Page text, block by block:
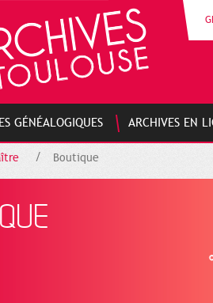
GÉNÉALOGIQUES ARCHIVES EN
Boutique